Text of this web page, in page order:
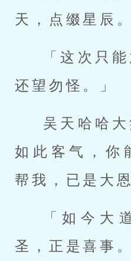
天，点缀星辰。
「这次只
还望勿怪。」
吴天哈哈
如此客气，你
帮我，已是大
「如今大
圣，正是喜事。